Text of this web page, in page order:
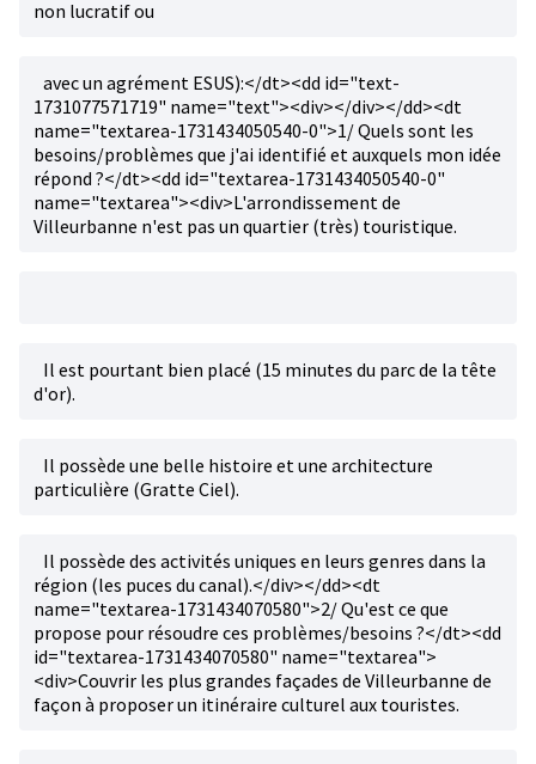
non lucratif ou
avec un agrément ESUS):</dt><dd id="text-
1731077571719" name="text"><div></div></dd><dt
name="textarea-1731434050540-0">1/ Quels sont les
besoins/problèmes que j'ai identifié et auxquels mon idée
répond ?</dt><dd id="textarea-1731434050540-0"
name="textarea"><div>L'arrondissement de
Villeurbanne n'est pas un quartier (très) touristique.
Il est pourtant bien placé (15 minutes du parc de la tête
d'or).
Il possède une belle histoire et une architecture
particulière (Gratte Ciel).
Il possède des activités uniques en leurs genres dans la
région (les puces du canal).</div></dd><dt
name="textarea-1731434070580">2/ Qu'est ce que
propose pour résoudre ces problèmes/besoins ?</dt><dd
id="textarea-1731434070580" name="textarea">
<div>Couvrir les plus grandes façades de Villeurbanne de
façon à proposer un itinéraire culturel aux touristes.